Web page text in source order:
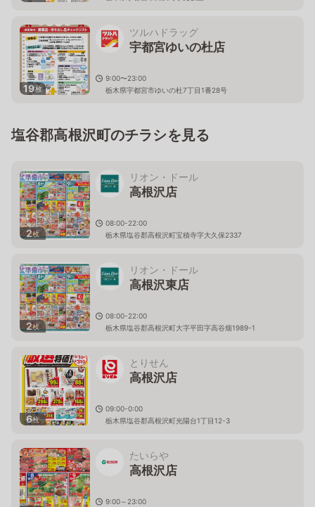
19枚
ツルハドラッグ
宇都宮ゆいの杜店
9:00〜23:00
栃木県宇都宮市ゆいの杜7丁目1番28号
塩谷郡高根沢町のチラシを見る
2枚
リオン・ドール
高根沢店
08:00-22:00
栃木県塩谷郡高根沢町宝積寺字大久保2337
2枚
リオン・ドール
高根沢東店
08:00-22:00
栃木県塩谷郡高根沢町大字平田字高谷畑1989-1
6枚
とりせん
高根沢店
09:00-0:00
栃木県塩谷郡高根沢町光陽台1丁目12-3
たいらや
高根沢店
9:00～23:00